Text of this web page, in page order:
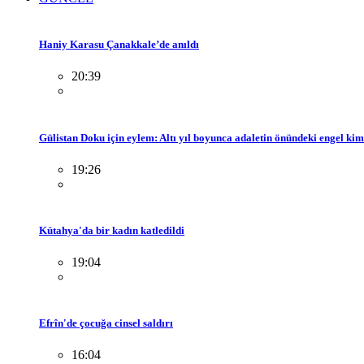
Haniy Karasu Çanakkale’de anıldı
20:39
Gülistan Doku için eylem: Altı yıl boyunca adaletin önündeki engel
19:26
Kütahya'da bir kadın katledildi
19:04
Efrîn'de çocuğa cinsel saldırı
16:04